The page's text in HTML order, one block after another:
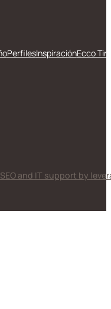
PerfilesInspiraciónEcco
and IT support by